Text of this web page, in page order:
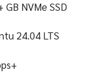
GB NVMe SSD
24.04 LTS